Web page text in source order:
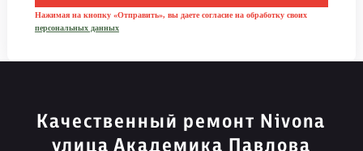
Нажимая на кнопку «Отправить», вы даете согласие на обработку своих
персональных данных
Качественный ремонт Nivona
улица Академика Павлова